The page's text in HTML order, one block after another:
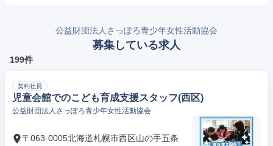
公益財団法人さっぽろ青少年女性活動協会
募集している求人
199件
契約社員
児童会館でのこども育成支援スタッフ(西区)
公益財団法人さっぽろ青少年女性活動協会
〒063-0005北海道札幌市西区山の手五条